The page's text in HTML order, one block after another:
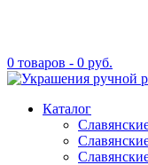
0 товаров - 0 руб.
Каталог